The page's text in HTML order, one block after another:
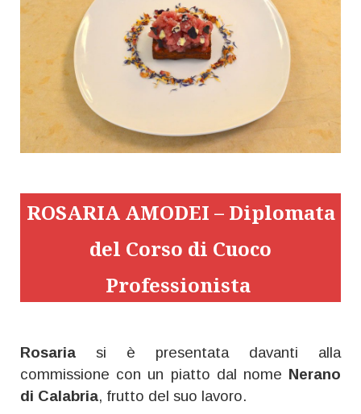
ROSARIA AMODEI – Diplomata
del Corso di Cuoco
Professionista
Rosaria si è presentata davanti alla
commissione con un piatto dal nome Nerano
di Calabria, frutto del suo lavoro.